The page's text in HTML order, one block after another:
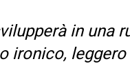
in una
ironico,